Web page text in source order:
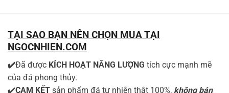
TẠI SAO BẠN NÊN CHỌN MUA TẠI
NGOCNHIEN.COM
✔️Đã được KÍCH HOẠT NĂNG LƯỢNG tích cực mạnh mẽ
của đá phong thủy.
✔️CAM KẾT sản phẩm đá tự nhiên thật 100%, không bán